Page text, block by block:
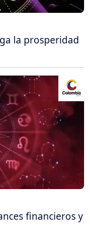
la prosperidad
financieros y